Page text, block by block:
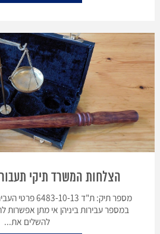
הצלחות המשרד תיקי תעבורה : 13/
מספר תיק: ת"ד
במספר עבירות ביניהן אי מתן
להשלים את...